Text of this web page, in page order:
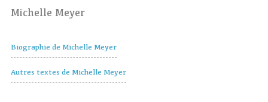
Michelle Meyer
Biographie de Michelle Meyer
Autres textes de Michelle Meyer